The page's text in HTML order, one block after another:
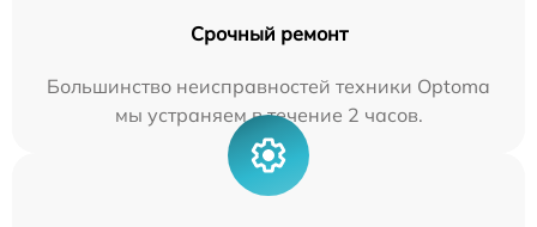
Срочный ремонт
Большинство неисправностей техники Optoma
мы устраняем в течение 2 часов.